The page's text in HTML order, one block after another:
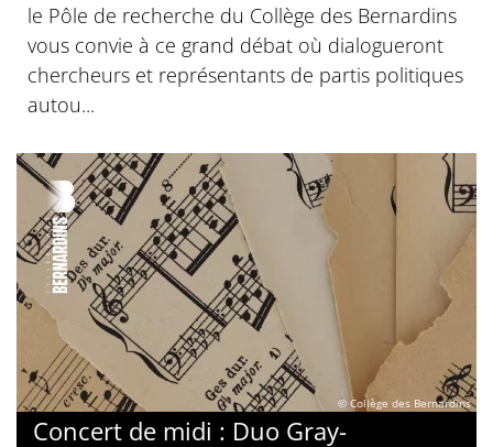
le Pôle de recherche du Collège des Bernardins
vous convie à ce grand débat où dialogueront
chercheurs et représentants de partis politiques
autou...
© Collège des Bernardins
Concert de midi : Duo Gray-